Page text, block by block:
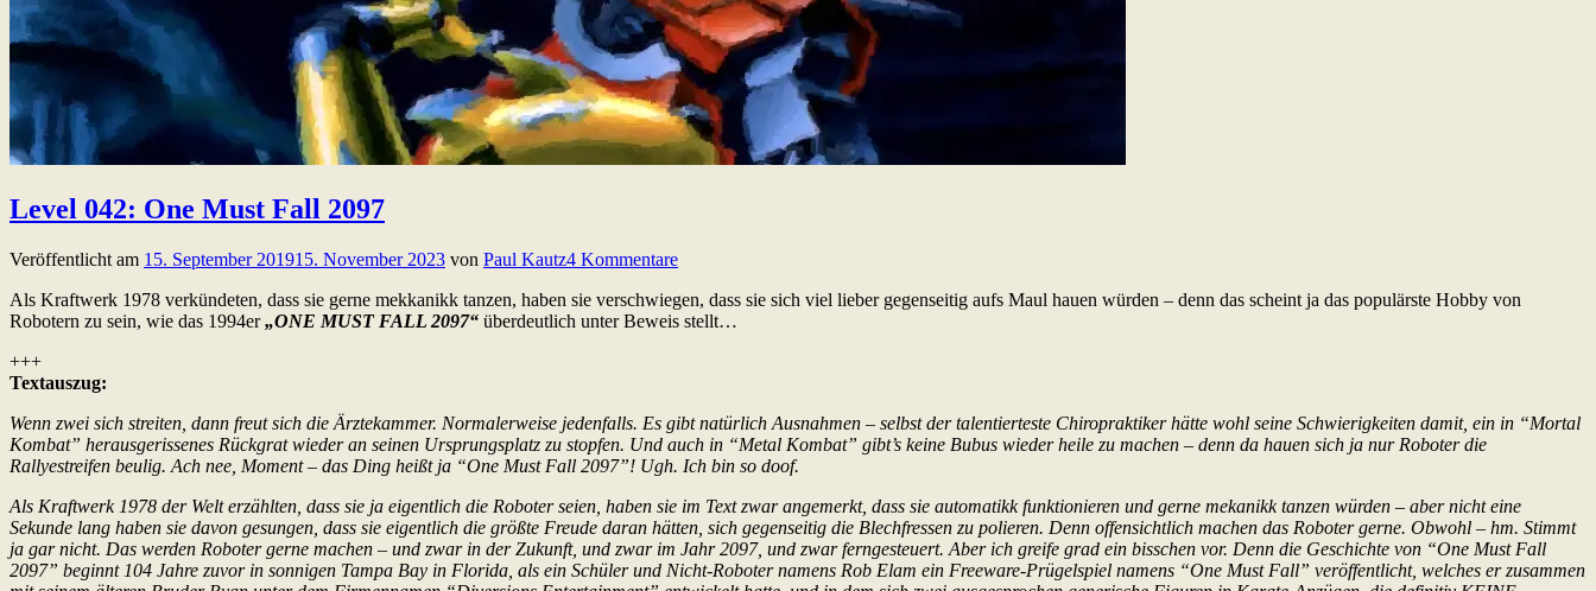
Level 042: One Must Fall 2097
Veröffentlicht am 15. September 201915. November 2023 von Paul Kautz4 Kommentare
Als Kraftwerk 1978 verkündeten, dass sie gerne mekkanikk tanzen, haben sie verschwiegen, dass sie sich viel lieber gegenseitig aufs Maul hauen würden – denn das scheint ja das populärste Hobby von
Robotern zu sein, wie das 1994er„ONE MUST FALL 2097“ überdeutlich unter Beweis stellt…
+++
Textauszug:
Wenn zwei sich streiten, dann freut sich die Ärztekammer. Normalerweise jedenfalls. Es gibt natürlich Ausnahmen – selbst der talentierteste Chiropraktiker hätte wohl seine Schwierigkeiten damit, ein in “Mortal
Kombat” herausgerissenes Rückgrat wieder an seinen Ursprungsplatz zu stopfen. Und auch in “Metal Kombat” gibt’s keine Bubus wieder heile zu machen – denn da hauen sich ja nur Roboter die
Rallyestreifen beulig. Ach nee, Moment – das Ding heißt ja “One Must Fall 2097”! Ugh. Ich bin so doof.
Als Kraftwerk 1978 der Welt erzählten, dass sie ja eigentlich die Roboter seien, haben sie im Text zwar angemerkt, dass sie automatikk funktionieren und gerne mekanikk tanzen würden – aber nicht eine
Sekunde lang haben sie davon gesungen, dass sie eigentlich die größte Freude daran hätten, sich gegenseitig die Blechfressen zu polieren. Denn offensichtlich machen das Roboter gerne. Obwohl – hm. Stimmt
ja gar nicht. Das werden Roboter gerne machen – und zwar in der Zukunft, und zwar im Jahr 2097, und zwar ferngesteuert. Aber ich greife grad ein bisschen vor. Denn die Geschichte von “One Must Fall
2097” beginnt 104 Jahre zuvor in sonnigen Tampa Bay in Florida, als ein Schüler und Nicht-Roboter namens Rob Elam ein Freeware-Prügelspiel namens “One Must Fall” veröffentlicht, welches er zusammen